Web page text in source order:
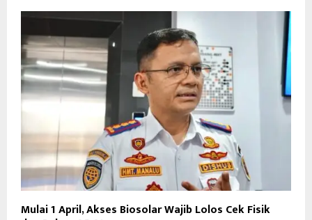
Mulai 1 April, Akses Biosolar Wajib Lolos Cek Fisik